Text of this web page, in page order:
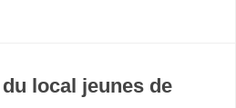
local jeunes de